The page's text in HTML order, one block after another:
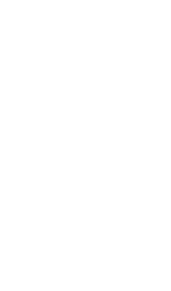
e vai